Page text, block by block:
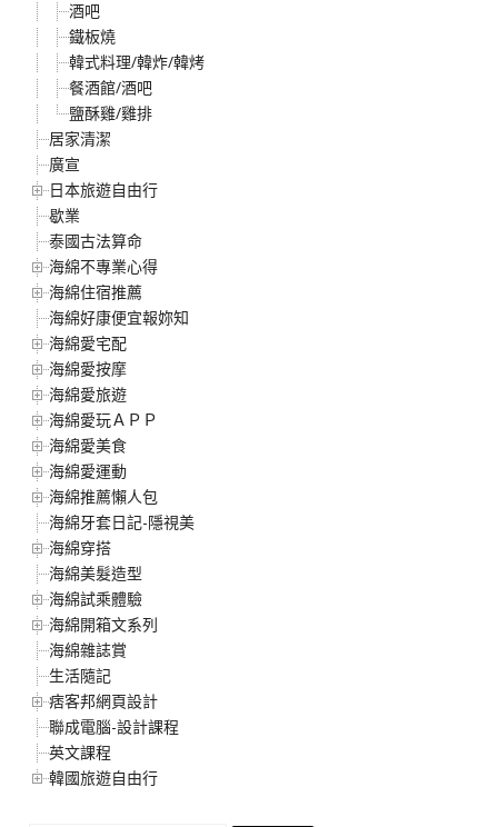
酒吧
鐵板燒
韓式料理/韓炸/韓烤
餐酒館/酒吧
鹽酥雞/雞排
居家清潔
廣宣
日本旅遊自由行
歇業
泰國古法算命
海綿不專業心得
海綿住宿推薦
海綿好康便宜報妳知
海綿愛宅配
海綿愛按摩
海綿愛旅遊
海綿愛玩ＡＰＰ
海綿愛美食
海綿愛運動
海綿推薦懶人包
海綿牙套日記-隱視美
海綿穿搭
海綿美髮造型
海綿試乘體驗
海綿開箱文系列
海綿雜誌賞
生活隨記
痞客邦網頁設計
聯成電腦-設計課程
英文課程
韓國旅遊自由行